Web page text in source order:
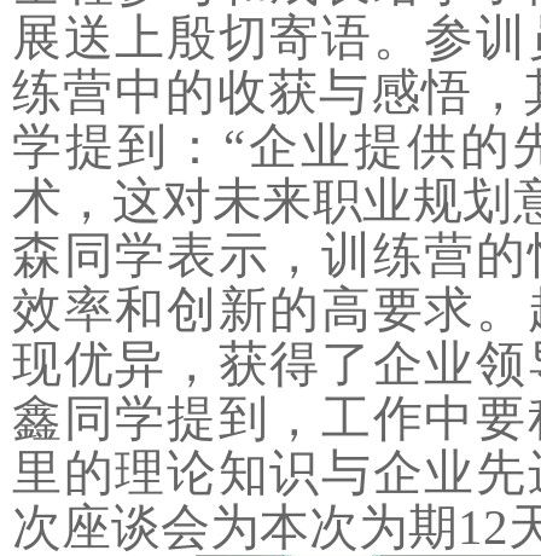
展送上殷切寄语。参
练营中的收获与感悟，
学提到：“企业提供的
术，这对未来职业规划
森同学表示，训练营
效率和创新的高要求
现优异，获得了企业
鑫同学提到，工作中
里的理论知识与企业
次座谈会为本次为期 12